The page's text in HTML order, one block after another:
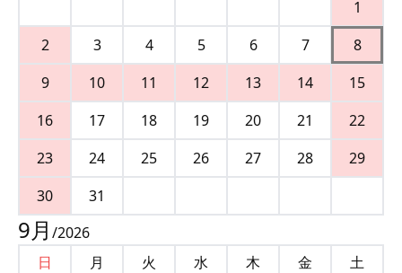
1
2
3 4 5 6 7
8
9
10 11 12 13 14
15
16
17 18 19 20 21
22
23
24 25 26 27 28
29
30
31
9月 /2026
日
月 火 水 木 金
土